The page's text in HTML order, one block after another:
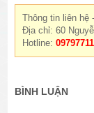
Thông tin liên hệ
Địa chỉ: 60
Hotline:
BÌNH LUẬN